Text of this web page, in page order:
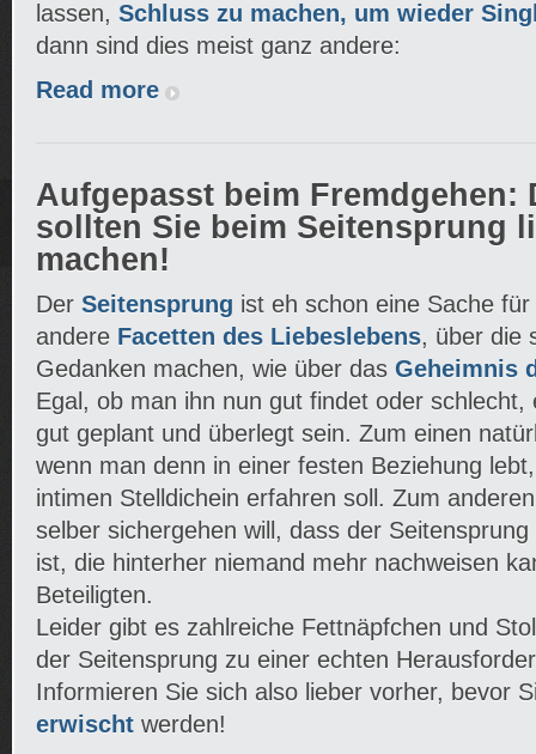
lassen, Schluss zu machen, um wieder
dann sind dies meist ganz andere:
Read more
Aufgepasst beim Fremdgehen:
sollten Sie beim Seitensprung
machen!
Der Seitensprung ist eh schon eine Sache
andere Facetten des Liebeslebens, über die
Gedanken machen, wie über das Geheimnis
Egal, ob man ihn nun gut findet oder schlecht,
gut geplant und überlegt sein. Zum einen
wenn man denn in einer festen Beziehung
intimen Stelldichein erfahren soll. Zum
selber sichergehen will, dass der
ist, die hinterher niemand mehr nachweisen
Beteiligten.
Leider gibt es zahlreiche Fettnäpfchen und
der Seitensprung zu einer echten
Informieren Sie sich also lieber vorher, bevor
erwischt werden!